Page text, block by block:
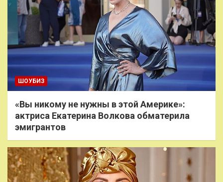
ШОУБИЗ
«Вы никому не нужны в этой Америке»:
актриса Екатерина Волкова обматерила
эмигрантов